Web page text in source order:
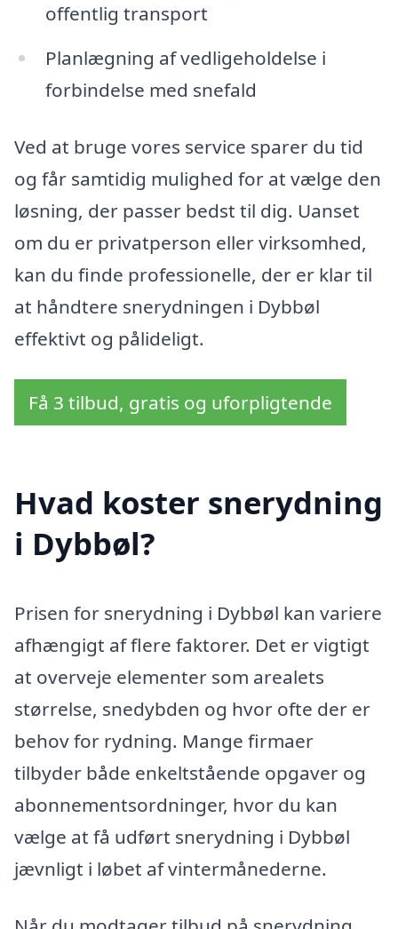
offentlig transport
Planlægning af vedligeholdelse i
forbindelse med snefald
Ved at bruge vores service sparer du tid
og får samtidig mulighed for at vælge den
løsning, der passer bedst til dig. Uanset
om du er privatperson eller virksomhed,
kan du finde professionelle, der er klar til
at håndtere snerydningen i Dybbøl
effektivt og pålideligt.
Få 3 tilbud, gratis og uforpligtende
Hvad koster snerydning
i Dybbøl?
Prisen for snerydning i Dybbøl kan variere
afhængigt af flere faktorer. Det er vigtigt
at overveje elementer som arealets
størrelse, snedybden og hvor ofte der er
behov for rydning. Mange firmaer
tilbyder både enkeltstående opgaver og
abonnementsordninger, hvor du kan
vælge at få udført snerydning i Dybbøl
jævnligt i løbet af vintermånederne.